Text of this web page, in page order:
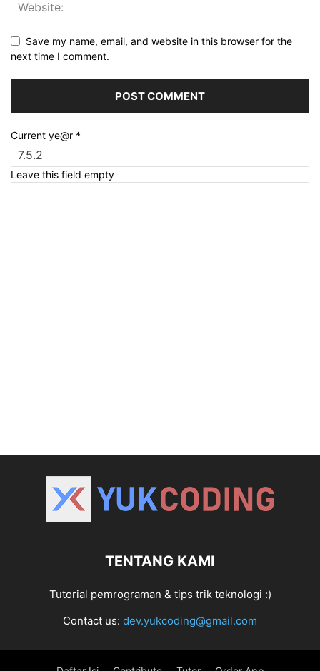
Save my name, email, and website in this browser for the
next time I comment.
Current ye@r *
Leave this field empty
TENTANG KAMI
Tutorial pemrograman & tips trik teknologi :)
Contact us: dev.yukcoding@gmail.com